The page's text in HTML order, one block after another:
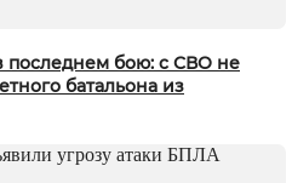
последнем бою: с СВО не
батальона из